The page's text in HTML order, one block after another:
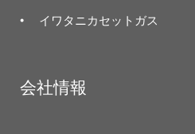
イワタニカセットガス
会社情報